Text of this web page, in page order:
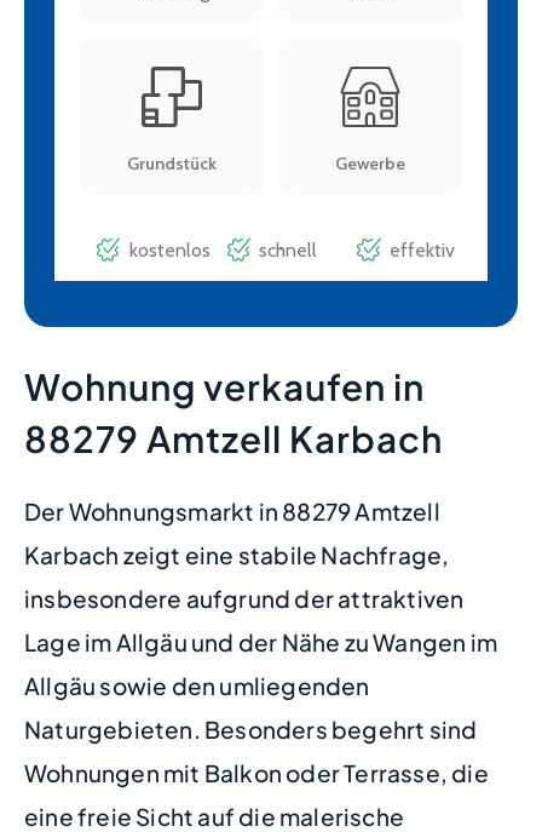
Wohnung verkaufen in
88279 Amtzell Karbach
Der Wohnungsmarkt in 88279 Amtzell
Karbach zeigt eine stabile Nachfrage,
insbesondere aufgrund der attraktiven
Lage im Allgäu und der Nähe zu Wangen im
Allgäu sowie den umliegenden
Naturgebieten. Besonders begehrt sind
Wohnungen mit Balkon oder Terrasse, die
eine freie Sicht auf die malerische